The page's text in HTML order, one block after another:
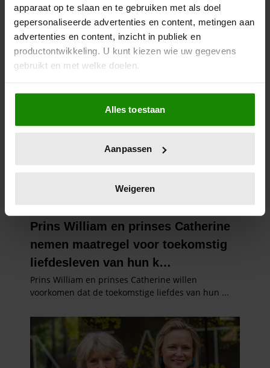
apparaat op te slaan en te gebruiken met als doel
gepersonaliseerde advertenties en content, metingen aan
advertenties en content, inzicht in publiek en
productontwikkeling. U kunt kiezen wie uw gegevens
gebruikt en met welke doelen.
Als u het toestaat, willen we ook graag:
Informatie verzamelen over uw geografische
locatie, die tot een paar meter nauwkeurig kan zijn
scannen op specifieke eigenschappen (fingerprinting)
verwerkt en stel uw voorkeuren in het
intrekken in de Cookieverklaring.
We gebruiken cookies om content en advertenties te
personaliseren, om functies voor social media te bieden
informatie over uw gebruik van onze site met onze
partners kunnen deze gegevens combineren met andere
informatie die u aan ze heeft verstrekt of die ze hebben
verzameld op basis van uw gebruik van hun services. U
gaat akkoord met onze cookies als u onze website blijft
Alles toestaan
Aanpassen
Weigeren